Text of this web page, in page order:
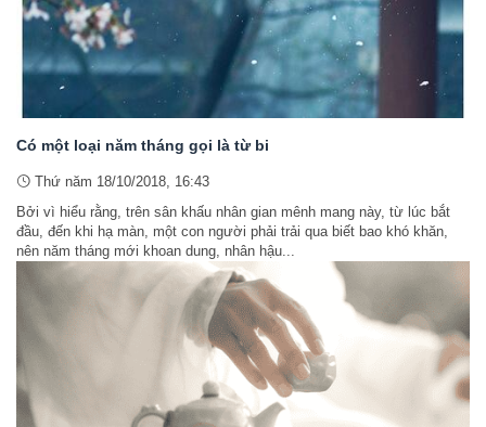
Có một loại năm tháng gọi là từ bi
Thứ năm 18/10/2018, 16:43
Bởi vì hiểu rằng, trên sân khấu nhân gian mênh mang này, từ lúc bắt
đầu, đến khi hạ màn, một con người phải trải qua biết bao khó khăn,
nên năm tháng mới khoan dung, nhân hậu...